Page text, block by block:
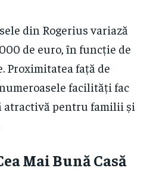
din Rogerius variază
de euro, în funcție de
Proximitatea față de
facilități fac
atractivă pentru familii și
Mai Bună Casă